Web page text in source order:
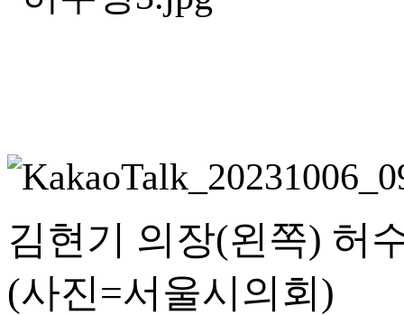
김현기 의장(왼쪽) 허
(사진=서울시의회)